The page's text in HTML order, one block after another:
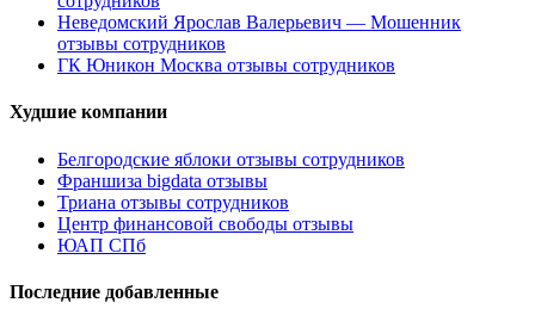
Неведомский Ярослав Валерьевич — Мошенник
отзывы сотрудников
ГК Юникон Москва отзывы сотрудников
Худшие компании
Белгородские яблоки отзывы сотрудников
Франшиза bigdata отзывы
Триана отзывы сотрудников
Центр финансовой свободы отзывы
ЮАП СПб
Последние добавленные